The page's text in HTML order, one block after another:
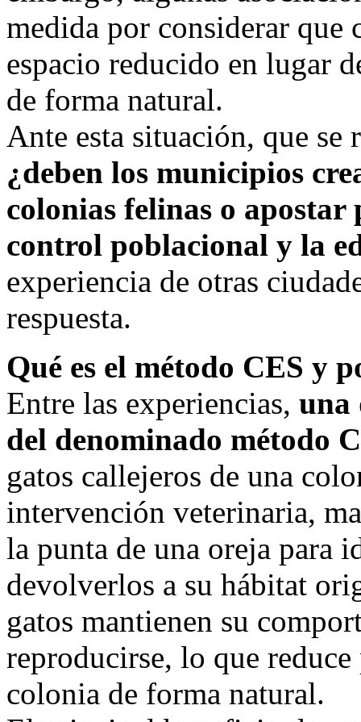
medida por considerar que
espacio reducido en lugar
de forma natural.
Ante esta situación, que se
¿deben los municipios
colonias felinas o
control poblacional y la
experiencia de otras
respuesta.
Qué es el método CES y
Entre las experiencias, una
del denominado método
gatos callejeros de una
intervención veterinaria,
la punta de una oreja para
devolverlos a su hábitat
gatos mantienen su
reproducirse, lo que
colonia de forma natural.